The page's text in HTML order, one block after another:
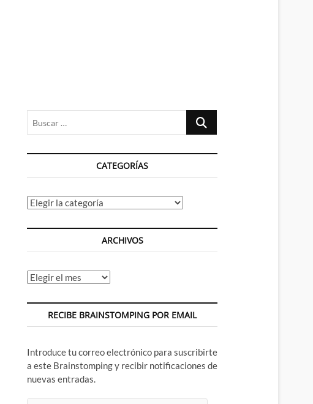
Buscar
CATEGORÍAS
Categorías
ARCHIVOS
Archivos
RECIBE BRAINSTOMPING POR EMAIL
Introduce tu correo electrónico para suscribirte
a este Brainstomping y recibir notificaciones de
nuevas entradas.